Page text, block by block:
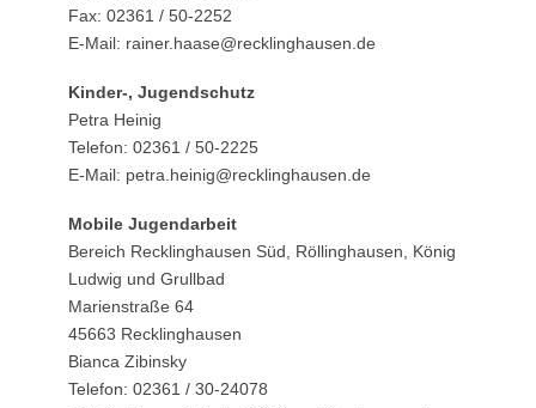
Fax: 02361 / 50-2252
E-Mail: rainer.haase@recklinghausen.de
Kinder-, Jugendschutz
Petra Heinig
Telefon: 02361 / 50-2225
E-Mail: petra.heinig@recklinghausen.de
Mobile Jugendarbeit
Bereich Recklinghausen Süd, Röllinghausen, König
Ludwig und Grullbad
Marienstraße 64
45663 Recklinghausen
Bianca Zibinsky
Telefon: 02361 / 30-24078